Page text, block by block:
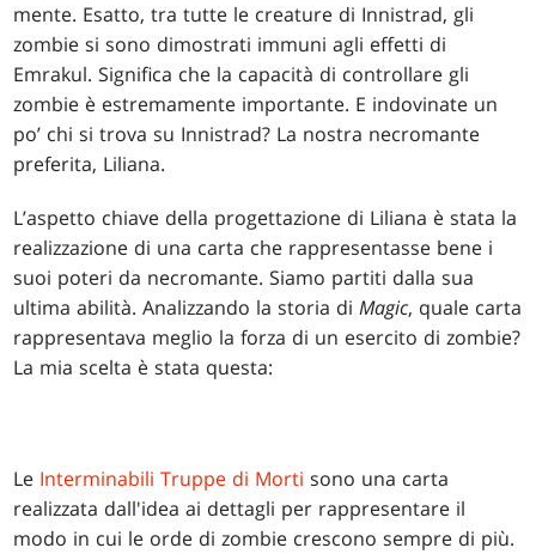
mente. Esatto, tra tutte le creature di Innistrad, gli
zombie si sono dimostrati immuni agli effetti di
Emrakul. Significa che la capacità di controllare gli
zombie è estremamente importante. E indovinate un
po’ chi si trova su Innistrad? La nostra necromante
preferita, Liliana.
L’aspetto chiave della progettazione di Liliana è stata la
realizzazione di una carta che rappresentasse bene i
suoi poteri da necromante. Siamo partiti dalla sua
ultima abilità. Analizzando la storia diMagic, quale carta
rappresentava meglio la forza di un esercito di zombie?
La mia scelta è stata questa:
Le Interminabili Truppe di Morti sono una carta
realizzata dall'idea ai dettagli per rappresentare il
modo in cui le orde di zombie crescono sempre di più.